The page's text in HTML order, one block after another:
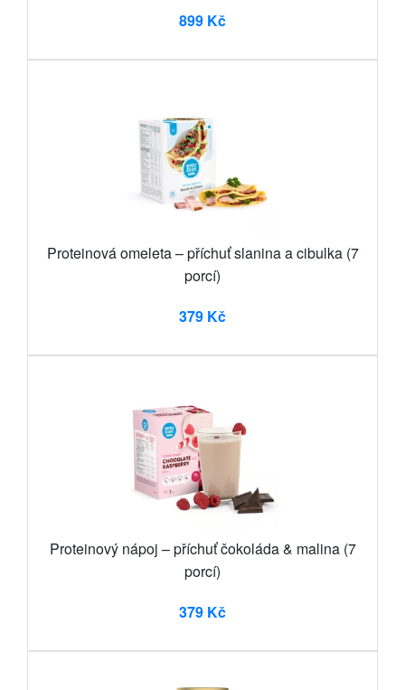
899 Kč
Proteinová omeleta – příchuť slanina a cibulka (7
porcí)
379 Kč
Proteinový nápoj – příchuť čokoláda & malina (7
porcí)
379 Kč